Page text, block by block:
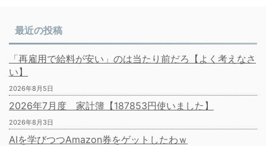
最近の投稿
「再雇用で給料が安い」のは当たり前だろ【よく考えなさ
い】
2026年8月5日
2026年7月度 家計簿【187853円使いました】
2026年8月3日
AIを学びつつAmazon券をゲットしたわｗ